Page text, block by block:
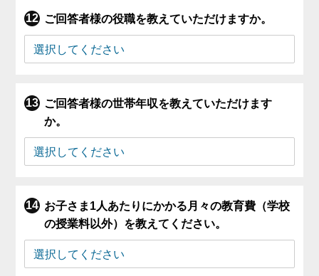
ご回答者様の役職を教えていただけますか。
ご回答者様の世帯年収を教えていただけます
か。
お子さま1人あたりにかかる月々の教育費（学校
の授業料以外）を教えてください。